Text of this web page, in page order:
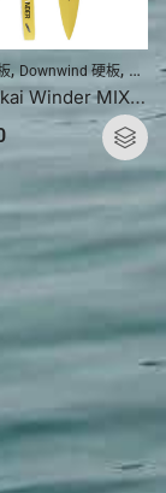
,旅程直立板 (硬板) ,直
, Downwind 硬板,
2025 Molokai Winder MIX (複合碳纖) 直立板 / 槳板硬板
板硬板,靜水競速直立板